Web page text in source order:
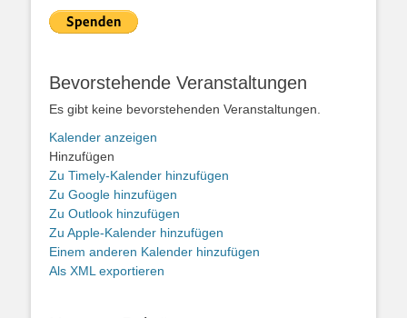
Bevorstehende Veranstaltungen
Es gibt keine bevorstehenden Veranstaltungen.
Kalender anzeigen
Hinzufügen
Zu Timely-Kalender hinzufügen
Zu Google hinzufügen
Zu Outlook hinzufügen
Zu Apple-Kalender hinzufügen
Einem anderen Kalender hinzufügen
Als XML exportieren